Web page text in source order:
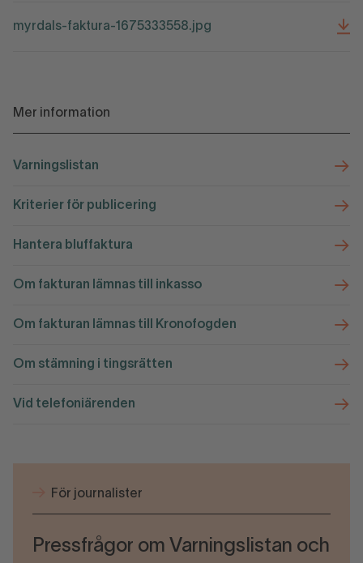
myrdals-faktura-1675333558.jpg
Mer information
Varningslistan
Kriterier för publicering
Hantera bluffaktura
Om fakturan lämnas till inkasso
Om fakturan lämnas till Kronofogden
Om stämning i tingsrätten
Vid telefoniärenden
För journalister
Pressfrågor om Varningslistan och